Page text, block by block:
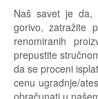
Naš savet je da,
gorivo, zatražite
renomiranih
prepustite
da se proceni
cenu ugradnje/
obračunati u